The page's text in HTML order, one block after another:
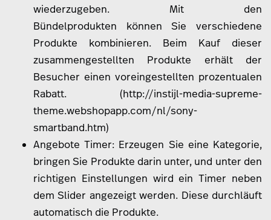
wiederzugeben. Mit den
Bündelprodukten können Sie verschiedene
Produkte kombinieren. Beim Kauf dieser
zusammengestellten Produkte erhält der
Besucher einen voreingestellten prozentualen
Rabatt. (http://instijl-media-supreme-
theme.webshopapp.com/nl/sony-
smartband.htm)
Angebote Timer: Erzeugen Sie eine Kategorie,
bringen Sie Produkte darin unter, und unter den
richtigen Einstellungen wird ein Timer neben
dem Slider angezeigt werden. Diese durchläuft
automatisch die Produkte.